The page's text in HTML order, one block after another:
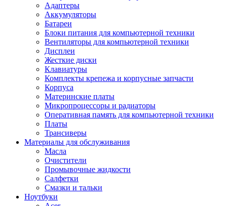
Адаптеры
Аккумуляторы
Батареи
Блоки питания для компьютерной техники
Вентиляторы для компьютерной техники
Дисплеи
Жесткие диски
Клавиатуры
Комплекты крепежа и корпусные запчасти
Корпуса
Материнские платы
Микропроцессоры и радиаторы
Оперативная память для компьютерной техники
Платы
Трансиверы
Материалы для обслуживания
Масла
Очистители
Промывочные жидкости
Салфетки
Смазки и тальки
Ноутбуки